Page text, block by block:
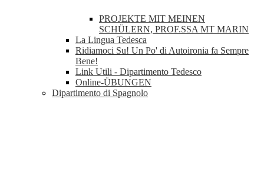
PROJEKTE MIT MEINEN
SCHÜLERN, PROF.SSA MT MARIN
La Lingua Tedesca
Ridiamoci Su! Un Po' di Autoironia fa Sempre
Bene!
Link Utili - Dipartimento Tedesco
Online-ÜBUNGEN
Dipartimento di Spagnolo